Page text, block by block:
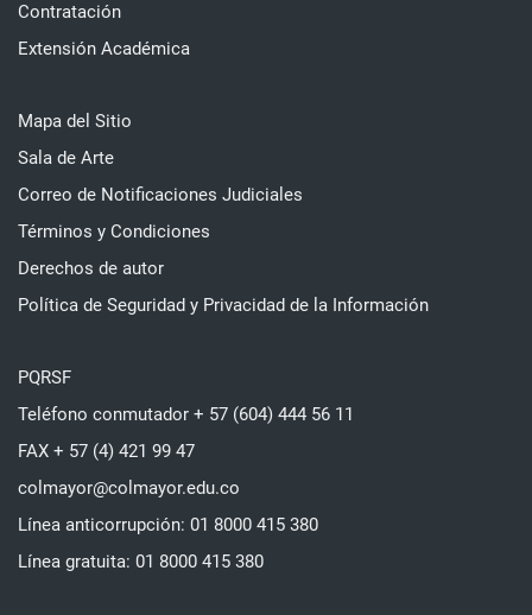
Contratación
Extensión Académica
Mapa del Sitio
Sala de Arte
Correo de Notificaciones Judiciales
Términos y Condiciones
Derechos de autor
Política de Seguridad y Privacidad de la Información
PQRSF
Teléfono conmutador + 57 (604) 444 56 11
FAX + 57 (4) 421 99 47
colmayor@colmayor.edu.co
Línea anticorrupción: 01 8000 415 380
Línea gratuita: 01 8000 415 380